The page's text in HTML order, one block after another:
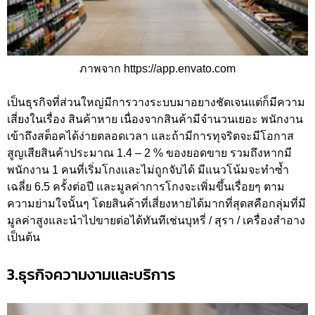
ภาพจาก https://app.envato.com
เป็นธุรกิจที่ส่วนใหญ่มีการวางระบบมาอยางชัดเจนแต่ก็มีความ
เสี่ยงในเรื่อง สินค้าหาย เนื่องจากสินค้ามีจำนวนเยอะ พนักงาน
เข้าถึงสต็อคได้ง่ายตลอดเวลา และถ้ามีการทุจริตจะมีโอกาส
สูญเสียสินค้าประมาณ 1.4 – 2 % ของยอดขาย รวมถึงหากมี
พนักงาน 1 คนที่เริ่มโกงและไม่ถูกจับได้ มีแนวโน้มจะทำซ้ำ
เฉลี่ย 6.5 ครั้งต่อปี และมูลค่าการโกงจะเพิ่มขึ้นเรื่อยๆ ตาม
ความย่ามใจนั้นๆ โดยสินค้าที่เสี่ยงหายได้มากที่สุดสคือกลุ่มที่มี
มูลค่าสูงและนำไปขายต่อได้ทันทีเช่นบุหรี่ / สุรา / เครื่องสำอาง
เป็นต้น
3.ธุรกิจความงามและบริการ